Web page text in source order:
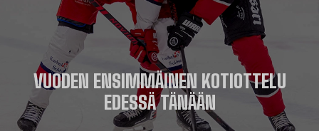
VUODEN ENSIMMÄINEN KOTIOTTELU
EDESSÄ TÄNÄÄN